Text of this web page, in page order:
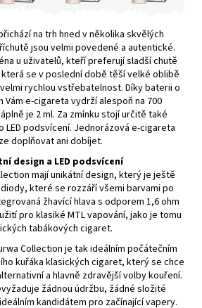
na trh hned v několika skvělých
jsou velmi povedené a autentické.
u uživatelů, kteří preferují sladší chutě
která se v poslední době těší velké oblibě
rychlou vstřebatelnost. Díky baterii o
Vám e-cigareta vydrží alespoň na 700
je 2 ml. Za zmínku stojí určitě také
LED podsvícení. Jednorázová e-cigareta
doplňovat ani dobíjet.
design a LED podsvícení
mají unikátní design, který je ještě
diody, které se rozzáří všemi barvami po
žhavící hlava s odporem 1,6ohm
pro klasiké MTL vapování, jako je tomu
tabákových cigaret.
Collection je tak ideálním počátečním
kuřáka klasických cigaret, který se chce
a hlavně zdravější volby kouření.
žádnou údržbu, žádné složité
kandidátem pro začínající vapery.